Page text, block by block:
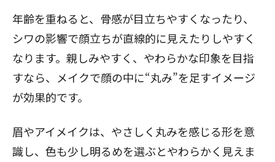
年齢を重ねると、骨感が目立ちやすくなったり、
シワの影響で顔立ちが直線的に見えたりしやすく
なります。親しみやすく、やわらかな印象を目指
すなら、メイクで顔の中に“丸み”を足すイメージ
が効果的です。
眉やアイメイクは、やさしく丸みを感じる形を意
識し、色も少し明るめを選ぶとやわらかく見えま
閉じる